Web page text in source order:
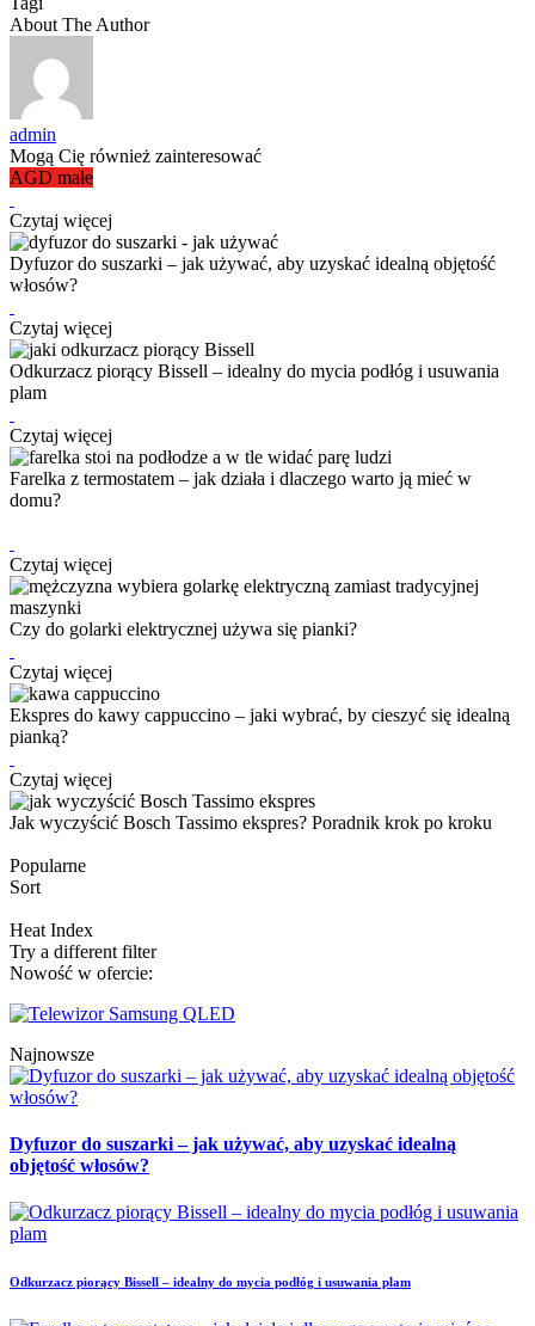
About The Author
admin
Mogą Cię również zainteresować
AGD małe
Czytaj więcej
Dyfuzor do suszarki – jak używać, aby uzyskać idealną objętość
włosów?
Czytaj więcej
Odkurzacz piorący Bissell – idealny do mycia podłóg i usuwania
plam
Czytaj więcej
Farelka z termostatem – jak działa i dlaczego warto ją mieć w
domu?
Czytaj więcej
Czy do golarki elektrycznej używa się pianki?
Czytaj więcej
Ekspres do kawy cappuccino – jaki wybrać, by cieszyć się idealną
pianką?
Czytaj więcej
Jak wyczyścić Bosch Tassimo ekspres? Poradnik krok po kroku
Popularne
Sort
Heat Index
Try a different filter
Nowość w ofercie:
Najnowsze
Dyfuzor do suszarki – jak używać, aby uzyskać idealną
objętość włosów?
Odkurzacz piorący Bissell – idealny do mycia podłóg i usuwania plam